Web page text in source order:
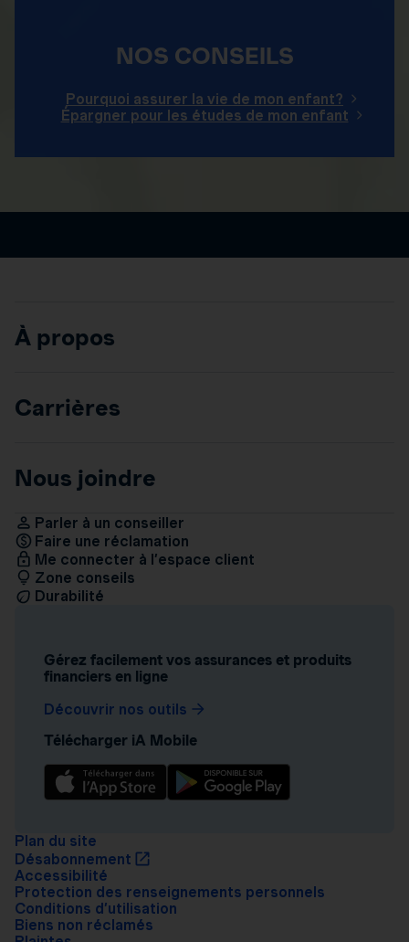
NOS CONSEILS
Pourquoi assurer la vie de mon enfant?
Épargner pour les études de mon enfant
À propos
Carrières
Nous joindre
Parler à un conseiller
Faire une réclamation
Me connecter à l’espace client
Zone conseils
Durabilité
Gérez facilement vos assurances et produits
financiers en ligne
Découvrir nos outils
Télécharger iA Mobile
Plan du site
Désabonnement
Accessibilité
Protection des renseignements personnels
Conditions d’utilisation
Biens non réclamés